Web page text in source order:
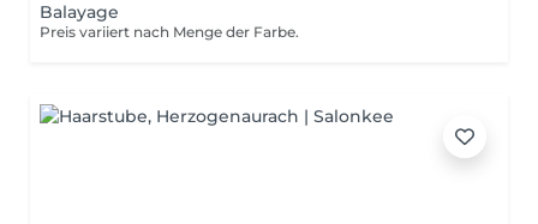
Balayage
Preis variiert nach Menge der Farbe.